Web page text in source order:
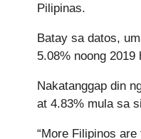
Pilipinas.
Batay sa datos,
5.08% noong 2019
Nakatanggap din
at 4.83% mula sa
“More Filipinos